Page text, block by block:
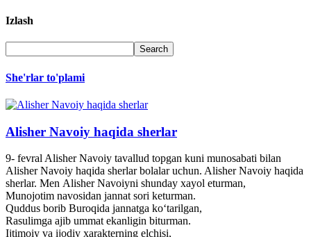
Izlash
She'rlar to'plami
Alisher Navoiy haqida sherlar
9- fevral Alisher Navoiy tavallud topgan kuni munosabati bilan
Alisher Navoiy haqida sherlar bolalar uchun. Alisher Navoiy haqida
sherlar. Men Alisher Navoiyni shunday xayol eturman,
Munojotim navosidan jannat sori keturman.
Quddus borib Buroqida jannatga ko‘tarilgan,
Rasulimga ajib ummat ekanligin biturman.
Ijtimoiy va ijodiy xarakterning elchisi,